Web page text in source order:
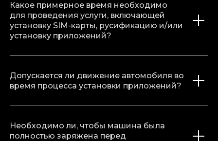
Какое примерное время необходимо
для проведения услуги, включающей
установку SIM-карты, русификацию и/или
установку приложений?
Допускается ли движение автомобиля во
время процесса установки приложений?
Необходимо ли, чтобы машина была
полностью заряжена перед